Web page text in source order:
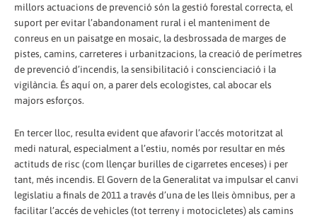
millors actuacions de prevenció són la gestió forestal correcta, el
suport per evitar l’abandonament rural i el manteniment de
conreus en un paisatge en mosaic, la desbrossada de marges de
pistes, camins, carreteres i urbanitzacions, la creació de perímetres
de prevenció d’incendis, la sensibilitació i conscienciació i la
vigilància. És aquí on, a parer dels ecologistes, cal abocar els
majors esforços.
En tercer lloc, resulta evident que afavorir l’accés motoritzat al
medi natural, especialment a l’estiu, només por resultar en més
actituds de risc (com llençar burilles de cigarretes enceses) i per
tant, més incendis. El Govern de la Generalitat va impulsar el canvi
legislatiu a finals de 2011 a través d’una de les lleis òmnibus, per a
facilitar l’accés de vehicles (tot terreny i motocicletes) als camins